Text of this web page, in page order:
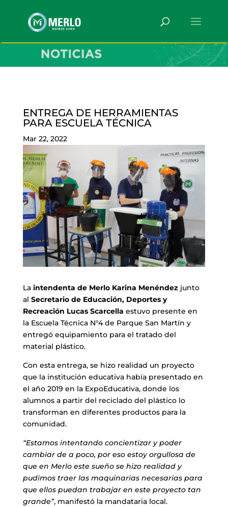
ENTREGA DE HERRAMIENTAS
PARA ESCUELA TÉCNICA
Mar 22, 2022
Laintendenta de Merlo Karina Menéndezjunto
al Secretario de Educación, Deportes y
Recreación Lucas Scarcella estuvo presente en
la Escuela Técnica N°4 de Parque San Martín y
entregó equipamiento para el tratado del
material plástico.
Con esta entrega, se hizo realidad un proyecto
que la institución educativa había presentado en
el año 2019 en la ExpoEducativa, donde los
alumnos a partir del reciclado del plástico lo
transforman en diferentes productos para la
comunidad.
“Estamos intentando concientizar y poder
cambiar de a poco, por eso estoy orgullosa de
que en Merlo este sueño se hizo realidad y
pudimos traer las maquinarias necesarias para
que ellos puedan trabajar en este proyecto tan
grande”, manifestó la mandataria local.